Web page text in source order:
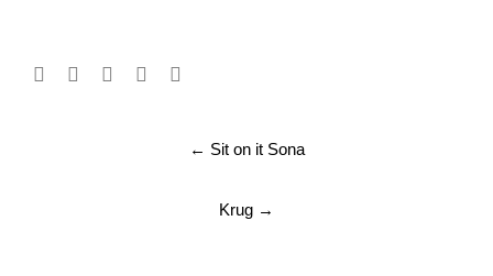
← Sit on it Sona
Krug →